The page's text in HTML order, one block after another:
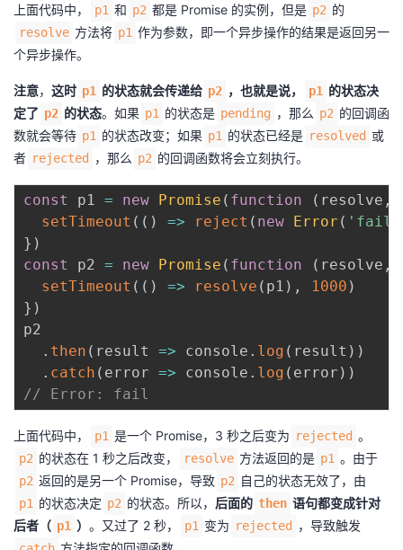
上面代码中， p1 和 p2 都是 Promise 的实例，但是 p2 的
resolve 方法将 p1 作为参数，即一个异步操作的结果是返回另一
个异步操作。
注意， 这时 p1 的状态就会传递给 p2 ，也就是说， p1 的状态决
定了 p2 的状态。如果 p1 的状态是 pending ，那么 p2 的回调函
数就会等待 p1 的状态改变；如果 p1 的状态已经是 resolved 或
者 rejected ，那么 p2 的回调函数将会立刻执行。
const p1 = new Promise ( function ( resolve ,
setTimeout ( ( ) => reject ( new Error ( 'fail'
} )
const
p2 = new Promise ( function ( resolve ,
setTimeout ( ( ) => resolve ( p1 ) , 1000 )
} )
p2
. then ( result => console . log ( result ) )
. catch ( error => console . log ( error ) )
// Error: fail
上面代码中， p1 是一个 Promise，3 秒之后变为 rejected 。
p2 的状态在 1 秒之后改变， resolve 方法返回的是 p1 。由于
p2 返回的是另一个 Promise，导致 p2 自己的状态无效了，由
p1 的状态决定 p2 的状态。所以， 后面的 then 语句都变成针对
后者（ p1 ） 。又过了 2 秒， p1 变为 rejected ，导致触发